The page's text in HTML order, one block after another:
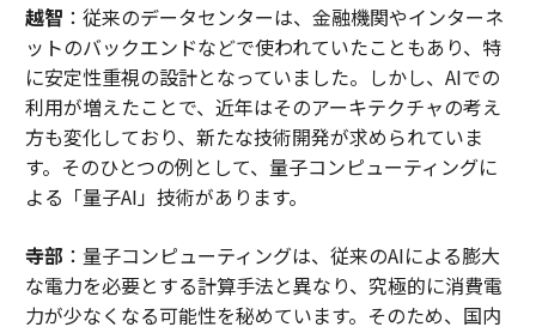
越智 ：従来のデータセンターは、金融機関やインターネ
ットのバックエンドなどで使われていたこともあり、特
に安定性重視の設計となっていました。しかし、AIでの
利用が増えたことで、近年はそのアーキテクチャの考え
方も変化しており、新たな技術開発が求められていま
す。そのひとつの例として、量子コンピューティングに
よる「量子AI」技術があります。
寺部 ：量子コンピューティングは、従来のAIによる膨大
な電力を必要とする計算手法と異なり、究極的に消費電
力が少なくなる可能性を秘めています。そのため、国内